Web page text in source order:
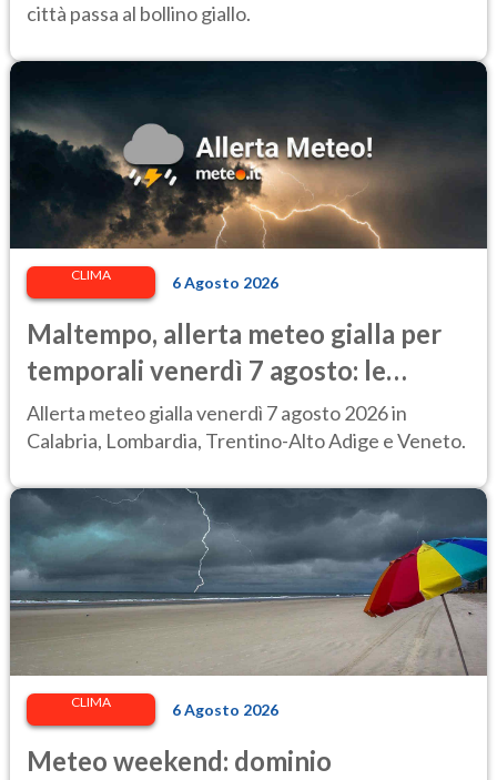
città passa al bollino giallo.
CLIMA 6 Agosto 2026
Maltempo, allerta meteo gialla per
temporali venerdì 7 agosto: le
regioni colpite
Allerta meteo gialla venerdì 7 agosto 2026 in
Calabria, Lombardia, Trentino-Alto Adige e Veneto.
CLIMA 6 Agosto 2026
Meteo weekend: dominio